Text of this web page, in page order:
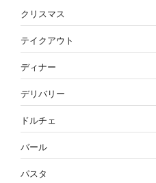
クリスマス
テイクアウト
ディナー
デリバリー
ドルチェ
バール
パスタ